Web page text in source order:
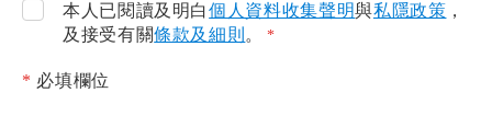
本人已閱讀及明白個人資料收集聲明與私隱政策 ，
及接受有關條款及細則 。
* 必填欄位